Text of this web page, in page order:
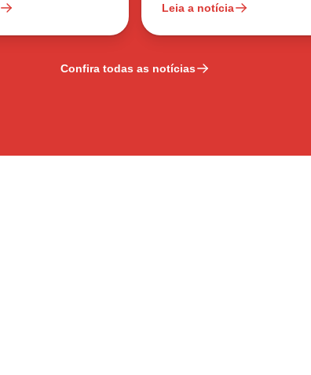
Leia a notícia
Confira todas as notícias